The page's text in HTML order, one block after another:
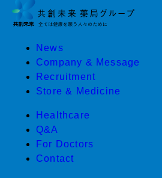
News
Company & Message
Recruitment
Store & Medicine
Healthcare
Q&A
For Doctors
Contact